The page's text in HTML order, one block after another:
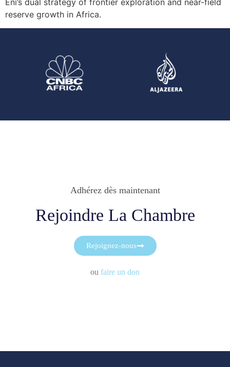
Eni’s dual strategy of frontier exploration and near-field
reserve growth in Africa.
Adhérez dès maintenant
Rejoindre La Chambre
Rejoignez-nous
ou faire un don